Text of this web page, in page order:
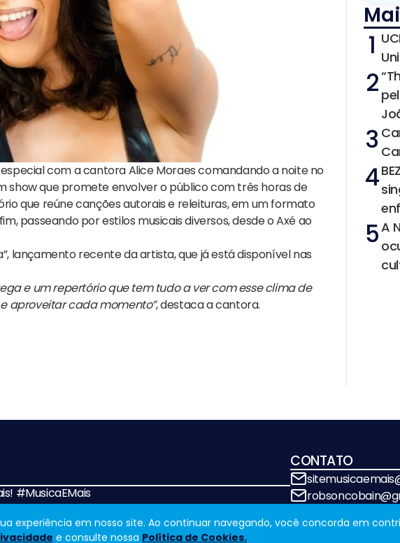
com a cantora Alice Moraes comandando a noite no
show que promete envolver o público com três horas de
que reúne canções autorais e releituras, em um formato
passeando por estilos musicais diversos, desde o Axé ao
lançamento recente da artista, que já está disponível nas
e um repertório que tem tudo a ver com esse clima de
aproveitar cada momento”, destaca a cantora.
1
2
3
4
5A
#MusicaEMais
CONTATO
experiência em nosso site. Ao continuar navegando, você concorda em
e consulte nossa Política de Cookies.